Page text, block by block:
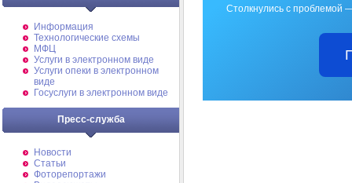
Информация
Технологические схемы
МФЦ
Услуги в электронном виде
Услуги опеки в электронном
виде
Госуслуги в электронном виде
Пресс-служба
Новости
Статьи
Фоторепортажи
Столкнулись с проблемой